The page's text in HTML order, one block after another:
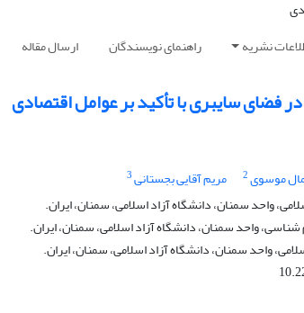
نشریه راهنمای نویسندگان ارسال مقاله
فضای سایبری با تأکید بر عوامل اقتصادی
موسوی2 مریم آقایی بجستانی3
واحد سمنان، دانشگاه آزاد اسلامی، سمنان، ایران.
واحد سمنان، دانشگاه آزاد اسلامی، سمنان، ایران.
واحد سمنان، دانشگاه آزاد اسلامی، سمنان، ایران.